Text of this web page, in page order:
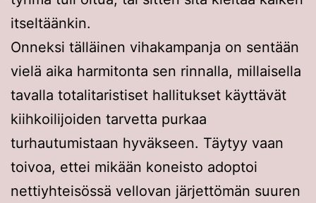
itseltäänkin.
Onneksi tälläinen vihakampanja on sentään
vielä aika harmitonta sen rinnalla, millaisella
tavalla totalitaristiset hallitukset käyttävät
kiihkoilijoiden tarvetta purkaa
turhautumistaan hyväkseen. Täytyy vaan
toivoa, ettei mikään koneisto adoptoi
nettiyhteisössä vellovan järjettömän suuren